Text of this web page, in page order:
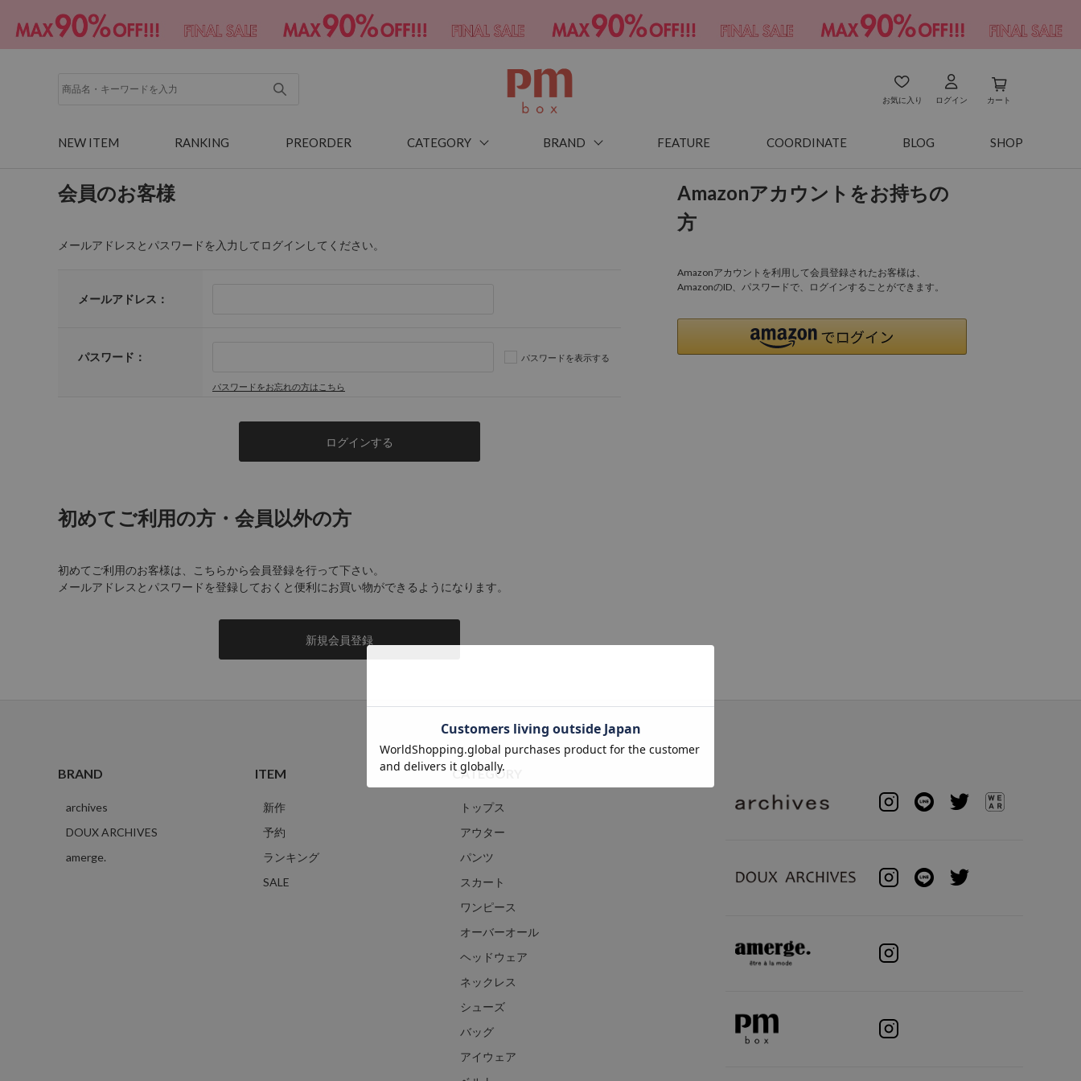
お気に入り ログイン カート
NEW ITEM RANKING PREORDER CATEGORY BRAND FEATURE COORDINATE BLOG SHOP
会員のお客様
メールアドレスとパスワードを入力してログインしてください。
メールアドレス：
パスワード： パスワードを表示する
パスワードをお忘れの方はこちら
Amazonアカウントをお持ちの
方
Amazonアカウントを利用して会員登録されたお客様は、
AmazonのID、パスワードで、ログインすることができます。
初めてご利用の方・会員以外の方
初めてご利用のお客様は、こちらから会員登録を行って下さい。
メールアドレスとパスワードを登録しておくと便利にお買い物ができるようになります。
BRAND
archives
DOUX ARCHIVES
amerge.
ITEM
新作
予約
ランキング
SALE
CATEGORY
トップス
アウター
パンツ
スカート
ワンピース
オーバーオール
ヘッドウェア
ネックレス
シューズ
バッグ
アイウェア